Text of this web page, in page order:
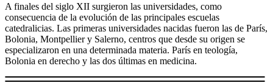
A finales del siglo XII surgieron las universidades, como
consecuencia de la evolución de las principales escuelas
catedralicias. Las primeras universidades nacidas fueron las de París,
Bolonia, Montpellier y Salerno, centros que desde su origen se
especializaron en una determinada materia. París en teología,
Bolonia en derecho y las dos últimas en medicina.